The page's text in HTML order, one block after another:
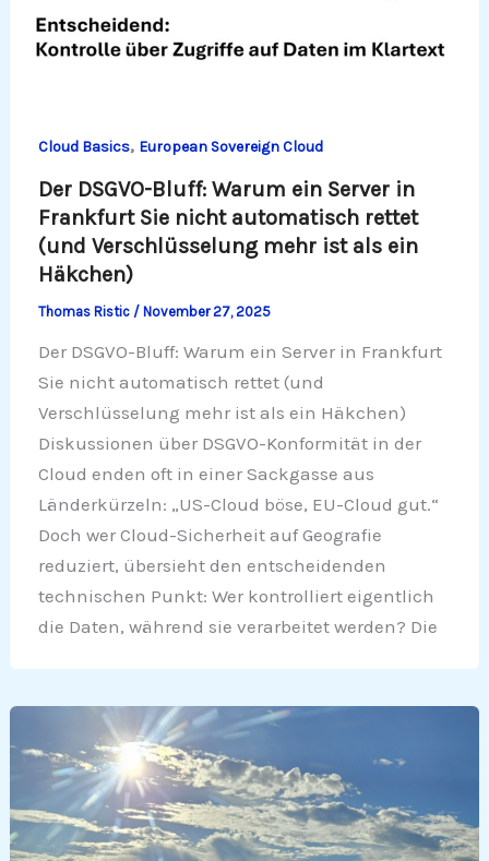
Cloud Basics, European Sovereign Cloud
Der DSGVO-Bluff: Warum ein Server in
Frankfurt Sie nicht automatisch rettet
(und Verschlüsselung mehr ist als ein
Häkchen)
Thomas Ristic / November 27, 2025
Der DSGVO-Bluff: Warum ein Server in Frankfurt
Sie nicht automatisch rettet (und
Verschlüsselung mehr ist als ein Häkchen)
Diskussionen über DSGVO-Konformität in der
Cloud enden oft in einer Sackgasse aus
Länderkürzeln: „US-Cloud böse, EU-Cloud gut.“
Doch wer Cloud-Sicherheit auf Geografie
reduziert, übersieht den entscheidenden
technischen Punkt: Wer kontrolliert eigentlich
die Daten, während sie verarbeitet werden? Die